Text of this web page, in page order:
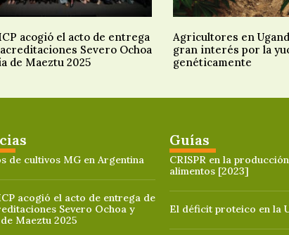
acogió el acto de entrega
Severo Ochoa
de Maeztu 2025
Agricultores en
gran interés por la
genéticamente
de cultivos MG en Argentina
acogió el acto de entrega de
Severo Ochoa y
Maeztu 2025
Guías
CRISPR en la
alimentos [2023]
El déficit proteico en la